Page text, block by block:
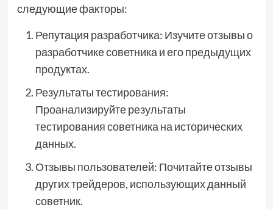
следующие факторы:
Репутация разработчика: Изучите отзывы о
разработчике советника и его предыдущих
продуктах.
Результаты тестирования:
Проанализируйте результаты
тестирования советника на исторических
данных.
Отзывы пользователей: Почитайте отзывы
других трейдеров, использующих данный
советник.